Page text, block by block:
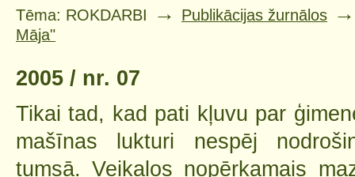
Tēma: ROKDARBI → Publikācijas žurnālos
Māja"
2005 / nr. 07
Tikai tad, kad pati kļuvu par
mašīnas lukturi nespēj
tumsā. Veikalos nopērkamais